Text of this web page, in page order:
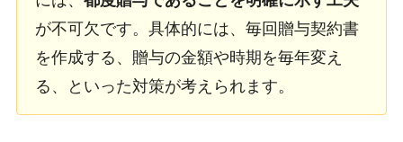
が不可欠です。具体的には、毎回贈与契約書
を作成する、贈与の金額や時期を毎年変え
る、といった対策が考えられます。